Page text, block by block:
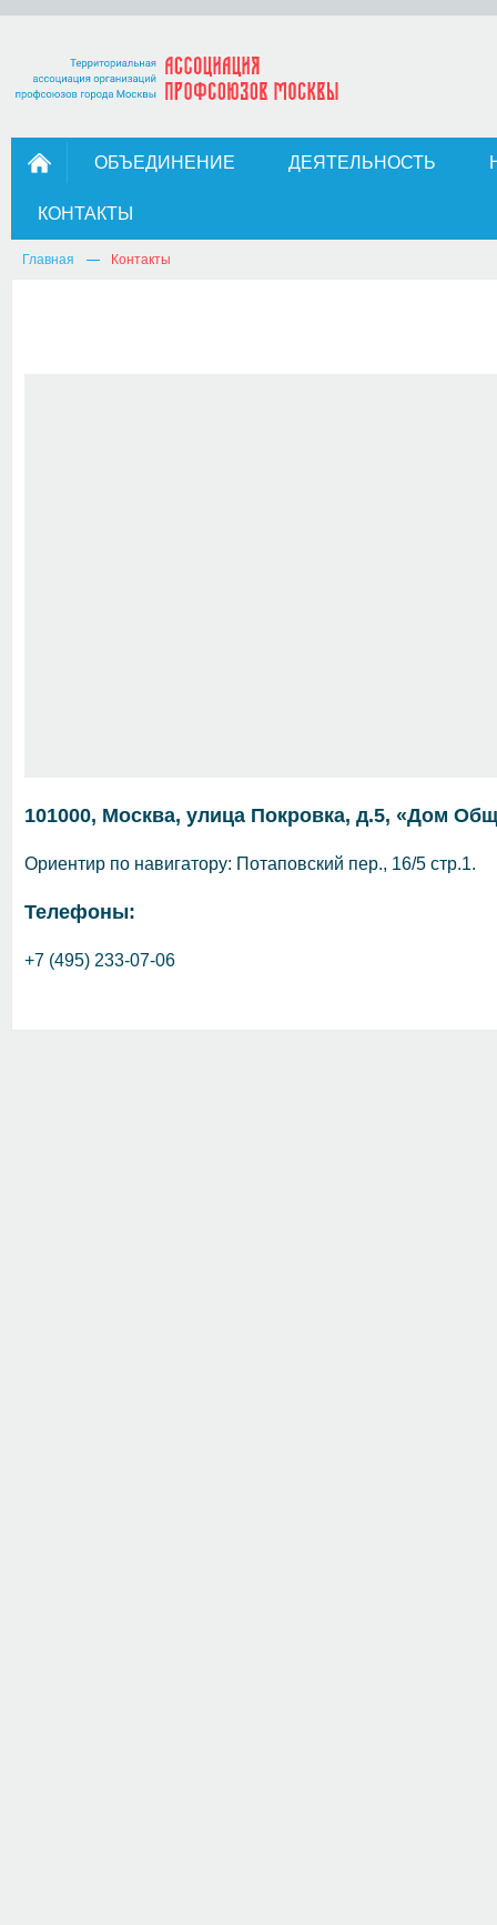
ОБЪЕДИНЕНИЕ ДЕЯТЕЛЬНОСТЬ
КОНТАКТЫ
Главная Контакты
101000, Москва, улица Покровка, д.5, «Дом
Ориентир по навигатору: Потаповский пер., 16/5 стр.1.
Телефоны:
+7 (495) 233-07-06